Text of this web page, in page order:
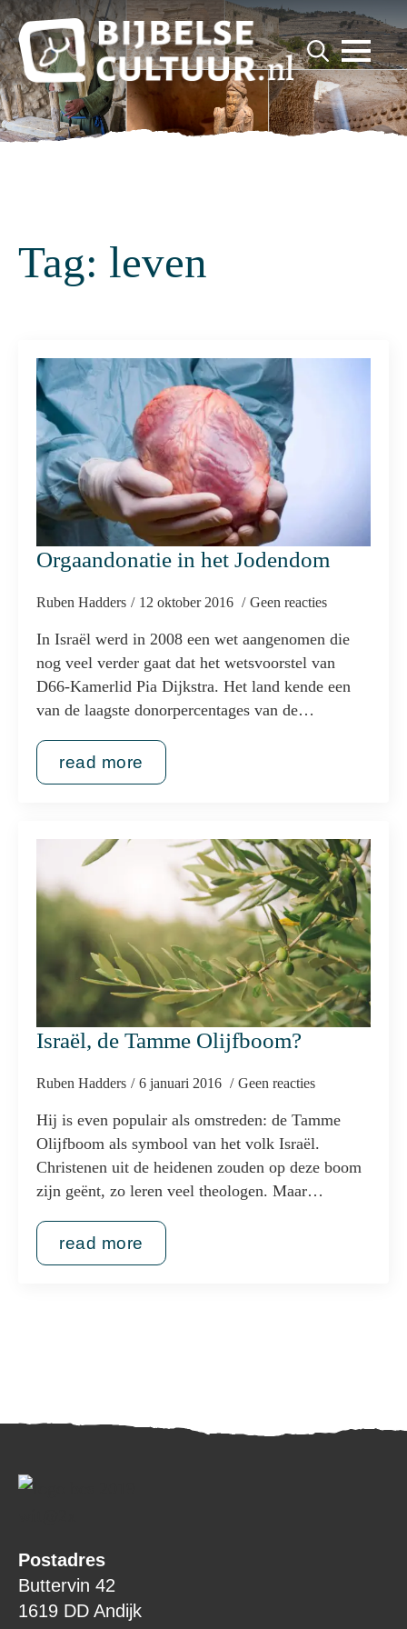
Search
for:
for:
Tag: leven
Orgaandonatie in het Jodendom
Ruben Hadders 12 oktober 2016 Geen reacties
In Israël werd in 2008 een wet aangenomen die
nog veel verder gaat dat het wetsvoorstel van
D66-Kamerlid Pia Dijkstra. Het land kende een
van de laagste donorpercentages van de…
read more
Israël, de Tamme Olijfboom?
Ruben Hadders 6 januari 2016 Geen reacties
Hij is even populair als omstreden: de Tamme
Olijfboom als symbool van het volk Israël.
Christenen uit de heidenen zouden op deze boom
zijn geënt, zo leren veel theologen. Maar…
read more
Postadres
Buttervin 42
1619 DD Andijk